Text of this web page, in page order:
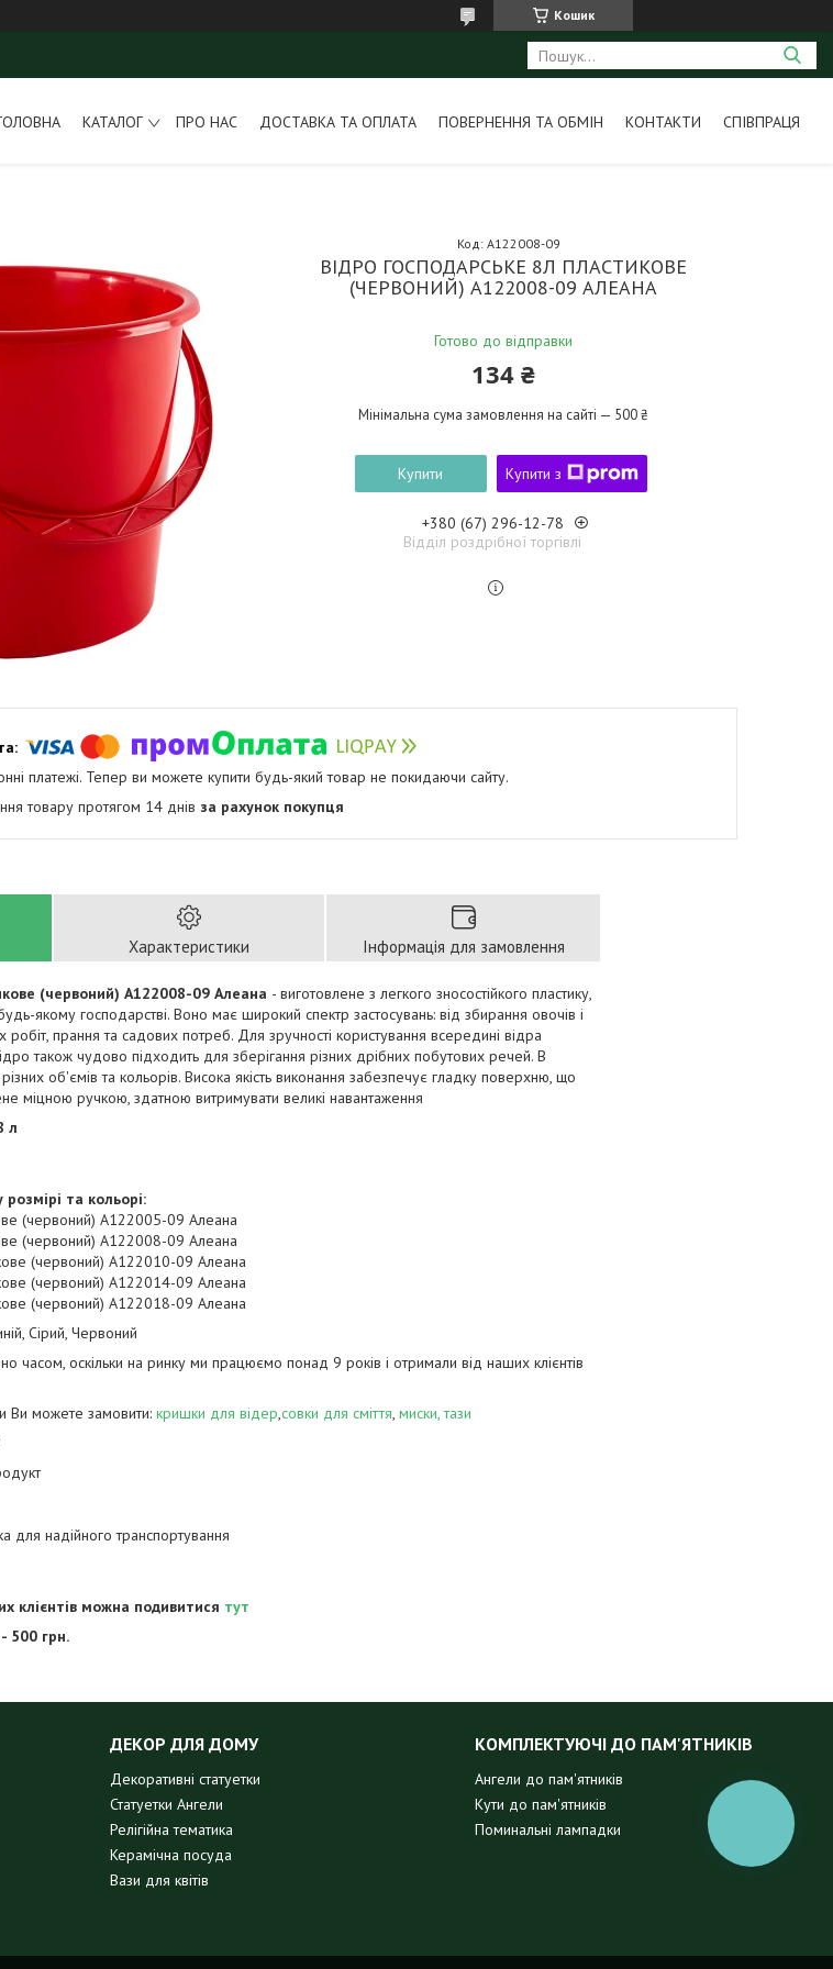
Кошик
КАТАЛОГ ПРО НАС ДОСТАВКА ТА ОПЛАТА ПОВЕРНЕННЯ ТА ОБМІН КОНТАКТИ СПІВПРАЦЯ
ВІДРО ГОСПОДАРСЬКЕ 8Л ПЛАСТИКОВЕ
(ЧЕРВОНИЙ) А122008-09 АЛЕАНА
Готово до відправки
Код:А122008-09
134 ₴
Мінімальна сума замовлення на сайті — 500 ₴
Купити Купити з
+380 (67) 296-12-78
Відділ роздрібної торгівлі
платежі. Тепер ви можете купити будь-який товар не покидаючи сайту.
товару протягом 14 днів за рахунок покупця
Характеристики Інформація для замовлення
(червоний) А122008-09 Алеана - виготовлене з легкого зносостійкого пластику,
якому господарстві. Воно має широкий спектр застосувань: від збирання овочів і
прання та садових потреб. Для зручності користування всередині відра
також чудово підходить для зберігання різних дрібних побутових речей. В
об'ємів та кольорів. Висока якість виконання забезпечує гладку поверхню, що
міцною ручкою, здатною витримувати великі навантаження
л
та кольорі:
(червоний) А122005-09 Алеана
(червоний) А122008-09 Алеана
(червоний) А122010-09 Алеана
(червоний) А122014-09 Алеана
(червоний) А122018-09 Алеана
Сірий, Червоний
часом, оскільки на ринку ми працюємо понад 9 років і отримали від наших клієнтів
Ви можете замовити: кришки для відер совки для сміття миски, тази
для надійного транспортування
клієнтів можна подивитися тут
500 грн.
ДЕКОР ДЛЯ ДОМУ
Декоративні статуетки
Статуетки Ангели
Релігійна тематика
Керамічна посуда
Вази для квітів
КОМПЛЕКТУЮЧІ ДО ПАМ'ЯТНИКІВ
Ангели до пам'ятників
Кути до пам'ятників
Поминальні лампадки